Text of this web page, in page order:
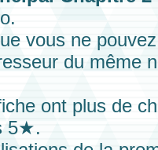
vous ne
du même
ont plus de
5★.